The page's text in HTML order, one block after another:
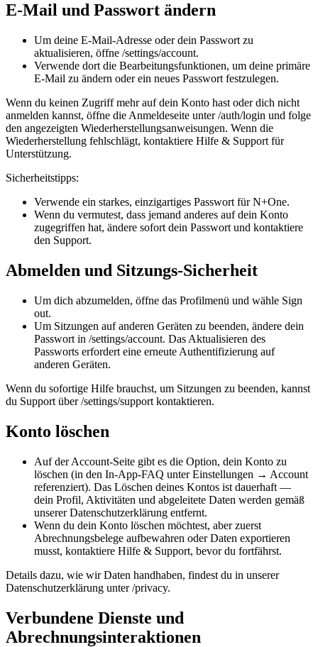
E‑Mail und Passwort ändern
Um deine E‑Mail-Adresse oder dein Passwort zu
aktualisieren, öffne /settings/account.
Verwende dort die Bearbeitungsfunktionen, um deine primäre
E‑Mail zu ändern oder ein neues Passwort festzulegen.
Wenn du keinen Zugriff mehr auf dein Konto hast oder dich nicht
anmelden kannst, öffne die Anmeldeseite unter /auth/login und folge
den angezeigten Wiederherstellungsanweisungen. Wenn die
Wiederherstellung fehlschlägt, kontaktiere Hilfe & Support für
Unterstützung.
Sicherheitstipps:
Verwende ein starkes, einzigartiges Passwort für N+One.
Wenn du vermutest, dass jemand anderes auf dein Konto
zugegriffen hat, ändere sofort dein Passwort und kontaktiere
den Support.
Abmelden und Sitzungs-Sicherheit
Um dich abzumelden, öffne das Profilmenü und wähle Sign
out.
Um Sitzungen auf anderen Geräten zu beenden, ändere dein
Passwort in /settings/account. Das Aktualisieren des
Passworts erfordert eine erneute Authentifizierung auf
anderen Geräten.
Wenn du sofortige Hilfe brauchst, um Sitzungen zu beenden, kannst
du Support über /settings/support kontaktieren.
Konto löschen
Auf der Account-Seite gibt es die Option, dein Konto zu
löschen (in den In-App-FAQ unter Einstellungen → Account
referenziert). Das Löschen deines Kontos ist dauerhaft —
dein Profil, Aktivitäten und abgeleitete Daten werden gemäß
unserer Datenschutzerklärung entfernt.
Wenn du dein Konto löschen möchtest, aber zuerst
Abrechnungsbelege aufbewahren oder Daten exportieren
musst, kontaktiere Hilfe & Support, bevor du fortfährst.
Details dazu, wie wir Daten handhaben, findest du in unserer
Datenschutzerklärung unter /privacy.
Verbundene Dienste und
Abrechnungsinteraktionen